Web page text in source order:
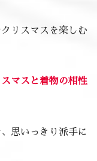
リスマスを楽しむ
スマスと着物の相性
思いっきり派手に